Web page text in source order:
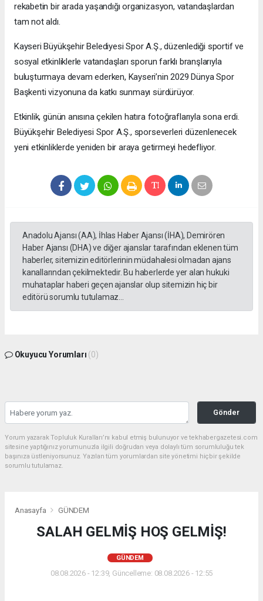
rekabetin bir arada yaşandığı organizasyon, vatandaşlardan
tam not aldı.
Kayseri Büyükşehir Belediyesi Spor A.Ş., düzenlediği sportif ve
sosyal etkinliklerle vatandaşları sporun farklı branşlarıyla
buluşturmaya devam ederken, Kayseri’nin 2029 Dünya Spor
Başkenti vizyonuna da katkı sunmayı sürdürüyor.
Etkinlik, günün anısına çekilen hatıra fotoğraflarıyla sona erdi.
Büyükşehir Belediyesi Spor A.Ş., sporseverleri düzenlenecek
yeni etkinliklerde yeniden bir araya getirmeyi hedefliyor.
Anadolu Ajansı (AA), İhlas Haber Ajansı (İHA), Demirören
Haber Ajansı (DHA) ve diğer ajanslar tarafından eklenen tüm
haberler, sitemizin editörlerinin müdahalesi olmadan ajans
kanallarından çekilmektedir. Bu haberlerde yer alan hukuki
muhataplar haberi geçen ajanslar olup sitemizin hiç bir
editörü sorumlu tutulamaz...
Okuyucu Yorumları (0)
Gönder
Yorum yazarak Topluluk Kuralları’nı kabul etmiş bulunuyor ve tekhabergazetesi.com
sitesine yaptığınız yorumunuzla ilgili doğrudan veya dolaylı tüm sorumluluğu tek
başınıza üstleniyorsunuz. Yazılan tüm yorumlardan site yönetimi hiçbir şekilde
sorumlu tutulamaz.
Anasayfa GÜNDEM
SALAH GELMİŞ HOŞ GELMİŞ!
GÜNDEM
08.08.2026 - 12:39, Güncelleme: 08.08.2026 - 12:55